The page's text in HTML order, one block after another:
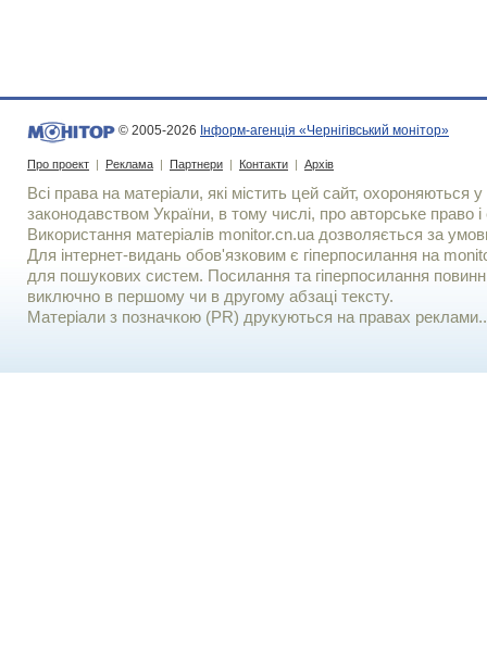
© 2005-2026 Інформ-агенція «Чернігівський монітор»
Про проект | Реклама | Партнери | Контакти | Архів
Всі права на матеріали, які містить цей сайт, охороняються у
законодавством України, в тому числі, про авторське право і
Використання матерiалiв monitor.cn.ua дозволяється за
Для iнтернет-видань обов'язковим є гiперпосилання на
для пошукових систем. Посилання та гіперпосилання
виключно в першому чи в другому абзаці тексту.
Матеріали з позначкою (PR) друкуються на правах реклами..